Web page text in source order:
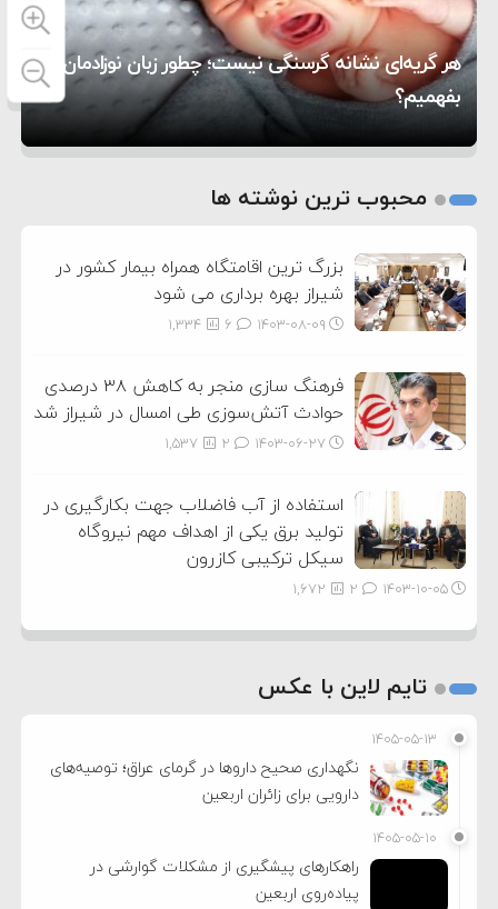
به آمریکا در حملات به ایران
کشورهایی که به متجاوزان کمک می کنند پاسخ
سختی خواهند گرفت
۱۰:۱۵
سنتکام پایان تجاوز جدید به ایران را اعلام کرد
۶:۰۵
هر گریه‌ای نشانه گرسنگی نیست؛ چطور زبان نوزادمان را
بفهمیم؟
تغذیه پدر می‌تواند بر سلامت نوزاد تأثیر بگذارد
روی دیگر زندگی
2
محبوب ترین نوشته ها
بزرگ ترین اقامتگاه همراه بیمار کشور در
شیراز بهره برداری می شود
۱۴۰۳-۰۸-۰۹ 1,334
فرهنگ سازی منجر به کاهش ۳۸ درصدی
حوادث آتش‌سوزی طی امسال در شیراز شد
۱۴۰۳-۰۶-۲۷ 1,537
استفاده از آب فاضلاب جهت بکارگیری در
تولید برق یکی از اهداف مهم نیروگاه
سیکل ترکیبی کازرون
۱۴۰۳-۱۰-۰۵ 1,672
تایم لاین با عکس
۱۴۰۵-۰۵-۱۳
نگهداری صحیح داروها در گرمای عراق؛ توصیه‌های
دارویی برای زائران اربعین
۱۴۰۵-۰۵-۱۰
راهکارهای پیشگیری از مشکلات گوارشی در
پیاده‌روی اربعین